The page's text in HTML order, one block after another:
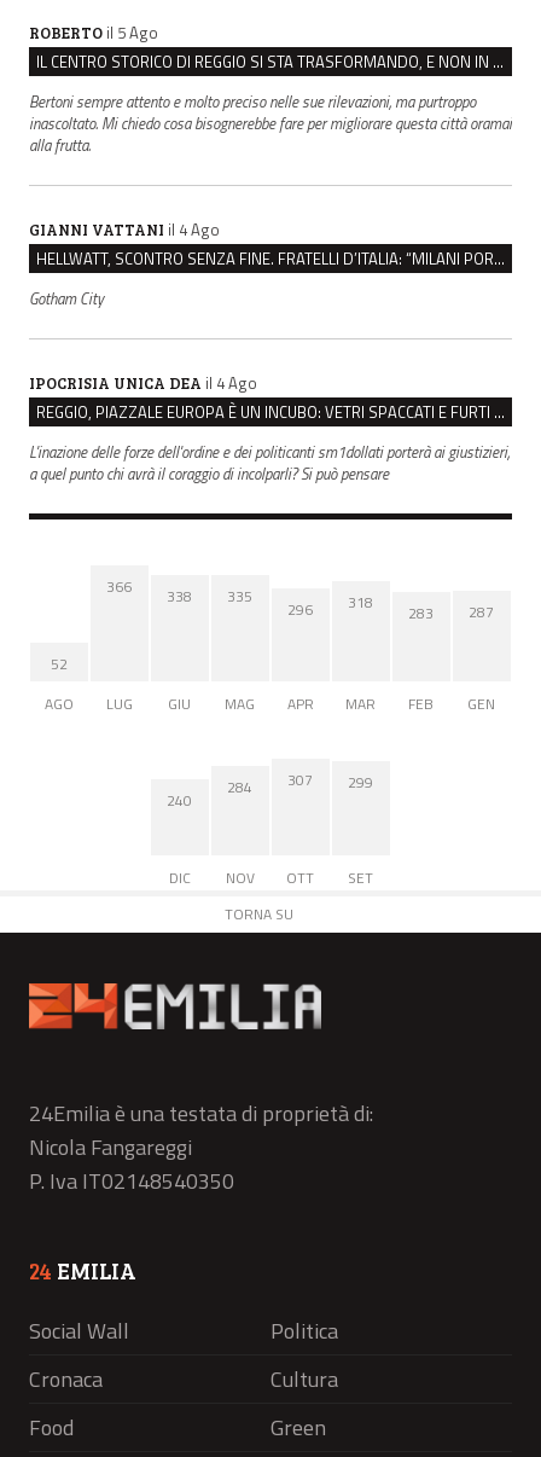
ROBERTO il 5 Ago
IL CENTRO STORICO DI REGGIO SI STA TRASFORMANDO, E NON IN MEGLIO
Bertoni sempre attento e molto preciso nelle sue rilevazioni, ma purtroppo
inascoltato. Mi chiedo cosa bisognerebbe fare per migliorare questa città oramai
alla frutta.
GIANNI VATTANI il 4 Ago
HELLWATT, SCONTRO SENZA FINE. FRATELLI D’ITALIA: “MILANI PORTA DOCUMENTI, DE FRANCO INSULTI”
Gotham City
IPOCRISIA UNICA DEA il 4 Ago
REGGIO, PIAZZALE EUROPA È UN INCUBO: VETRI SPACCATI E FURTI SULLE AUTO IN SOSTA
L'inazione delle forze dell'ordine e dei politicanti sm1dollati porterà ai giustizieri,
a quel punto chi avrà il coraggio di incolparli? Si può pensare
52
AGO
366
LUG
338
GIU
335
MAG
296
APR
318
MAR
283
FEB
287
GEN
240
DIC
284
NOV
307
OTT
299
SET
TORNA SU
24Emilia è una testata di proprietà di:
Nicola Fangareggi
P. Iva IT02148540350
24 EMILIA
Social Wall
Politica
Cronaca
Cultura
Food
Green